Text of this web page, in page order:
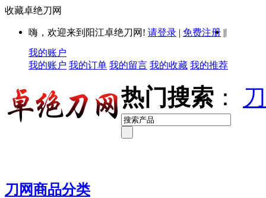
收藏卓绝刀网
嗨，欢迎来到阳江卓绝刀网! 请登录 | 免费注册 ||
我的账户
我的账户 我的订单 我的留言 我的收藏 我的推荐
热门搜索 ：
刀网商品分类